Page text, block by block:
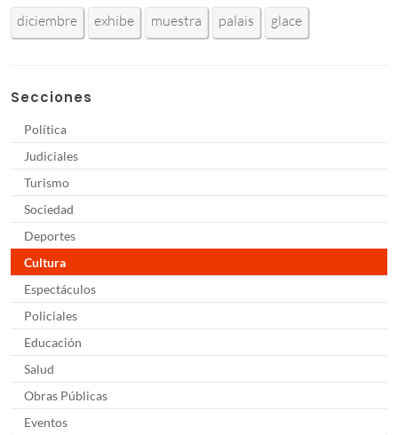
diciembre exhibe muestra palais glace
Secciones
Política
Judiciales
Turismo
Sociedad
Deportes
Cultura
Espectáculos
Policiales
Educación
Salud
Obras Públicas
Eventos